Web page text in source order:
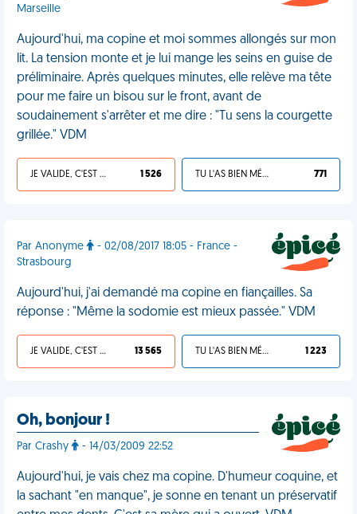
Marseille
Aujourd'hui, ma copine et moi sommes allongés sur mon
lit. La tension monte et je lui mange les seins en guise de
préliminaire. Après quelques minutes, elle relève ma tête
pour me faire un bisou sur le front, avant de
soudainement s'arrêter et me dire : "Tu sens la courgette
grillée." VDM
JE VALIDE, C'EST UNE VDM 1 526 TU L'AS BIEN MÉRITÉ 771
Par Anonyme
- 02/08/2017 18:05 - France -
Strasbourg
Aujourd'hui, j'ai demandé ma copine en fiançailles. Sa
réponse : "Même la sodomie est mieux passée." VDM
JE VALIDE, C'EST UNE VDM 13 565 TU L'AS BIEN MÉRITÉ 1 223
Oh, bonjour !
Par Crashy - 14/03/2009 22:52
Aujourd'hui, je vais chez ma copine. D'humeur coquine, et
la sachant "en manque", je sonne en tenant un préservatif